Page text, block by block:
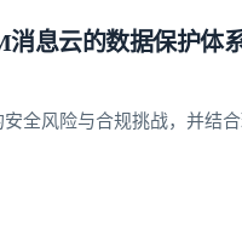
息云的数据保护体
全风险与合规挑战，并结